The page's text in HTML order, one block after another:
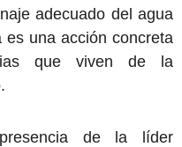
adecuado del agua
una acción concreta
que viven de la
de la líder